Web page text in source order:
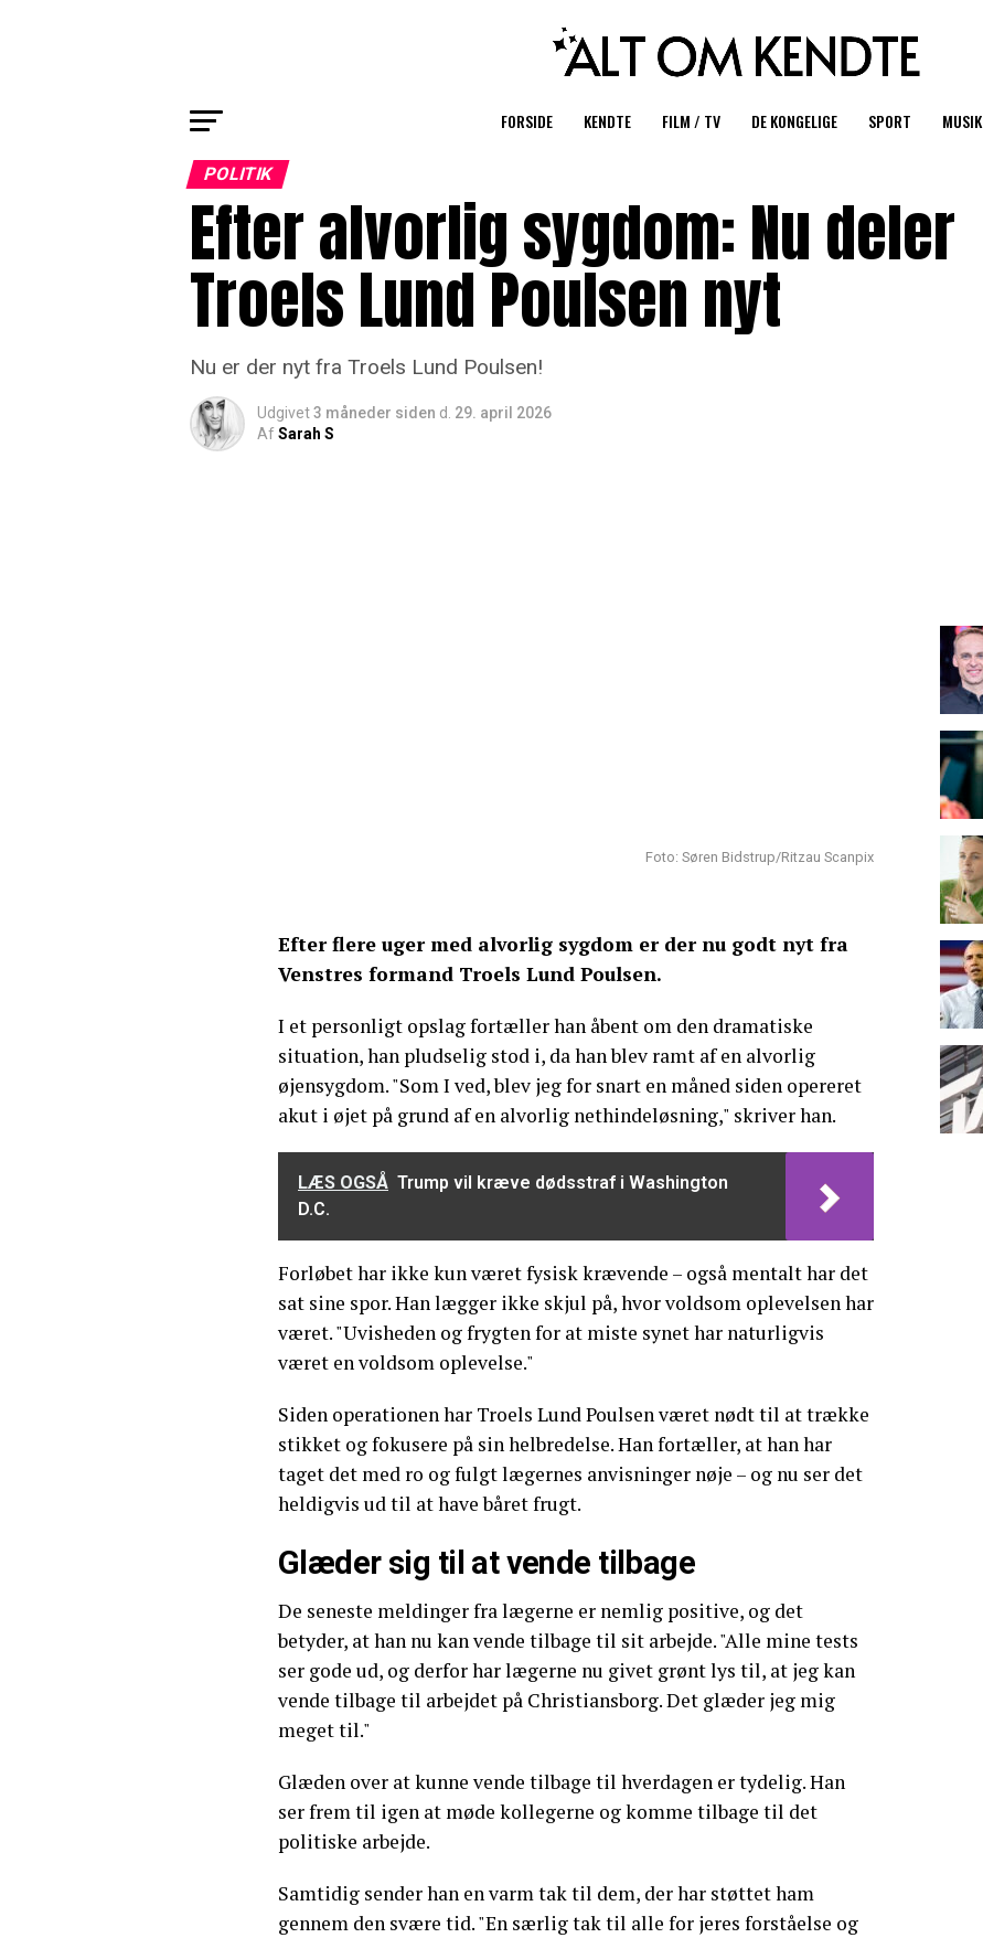
FORSIDE KENDTE FILM / TV DE KONGELIGE SPORT MUSIK
POLITIK
Efter alvorlig sygdom: Nu deler
Troels Lund Poulsen nyt
Nu er der nyt fra Troels Lund Poulsen!
Udgivet3 måneder siden d. 29. april 2026
AfSarah S
Foto: Søren Bidstrup/Ritzau Scanpix
Efter flere uger med alvorlig sygdom er der nu godt nyt fra
Venstres formand Troels Lund Poulsen.
I et personligt opslag fortæller han åbent om den dramatiske
situation, han pludselig stod i, da han blev ramt af en alvorlig
øjensygdom. "Som I ved, blev jeg for snart en måned siden opereret
akut i øjet på grund af en alvorlig nethindeløsning," skriver han.
LÆS OGSÅ Trump vil kræve dødsstraf i Washington
D.C.
Forløbet har ikke kun været fysisk krævende – også mentalt har det
sat sine spor. Han lægger ikke skjul på, hvor voldsom oplevelsen har
været. "Uvisheden og frygten for at miste synet har naturligvis
været en voldsom oplevelse."
Siden operationen har Troels Lund Poulsen været nødt til at trække
stikket og fokusere på sin helbredelse. Han fortæller, at han har
taget det med ro og fulgt lægernes anvisninger nøje – og nu ser det
heldigvis ud til at have båret frugt.
Glæder sig til at vende tilbage
De seneste meldinger fra lægerne er nemlig positive, og det
betyder, at han nu kan vende tilbage til sit arbejde. "Alle mine tests
ser gode ud, og derfor har lægerne nu givet grønt lys til, at jeg kan
vende tilbage til arbejdet på Christiansborg. Det glæder jeg mig
meget til."
Glæden over at kunne vende tilbage til hverdagen er tydelig. Han
ser frem til igen at møde kollegerne og komme tilbage til det
politiske arbejde.
Samtidig sender han en varm tak til dem, der har støttet ham
gennem den svære tid. "En særlig tak til alle for jeres forståelse og